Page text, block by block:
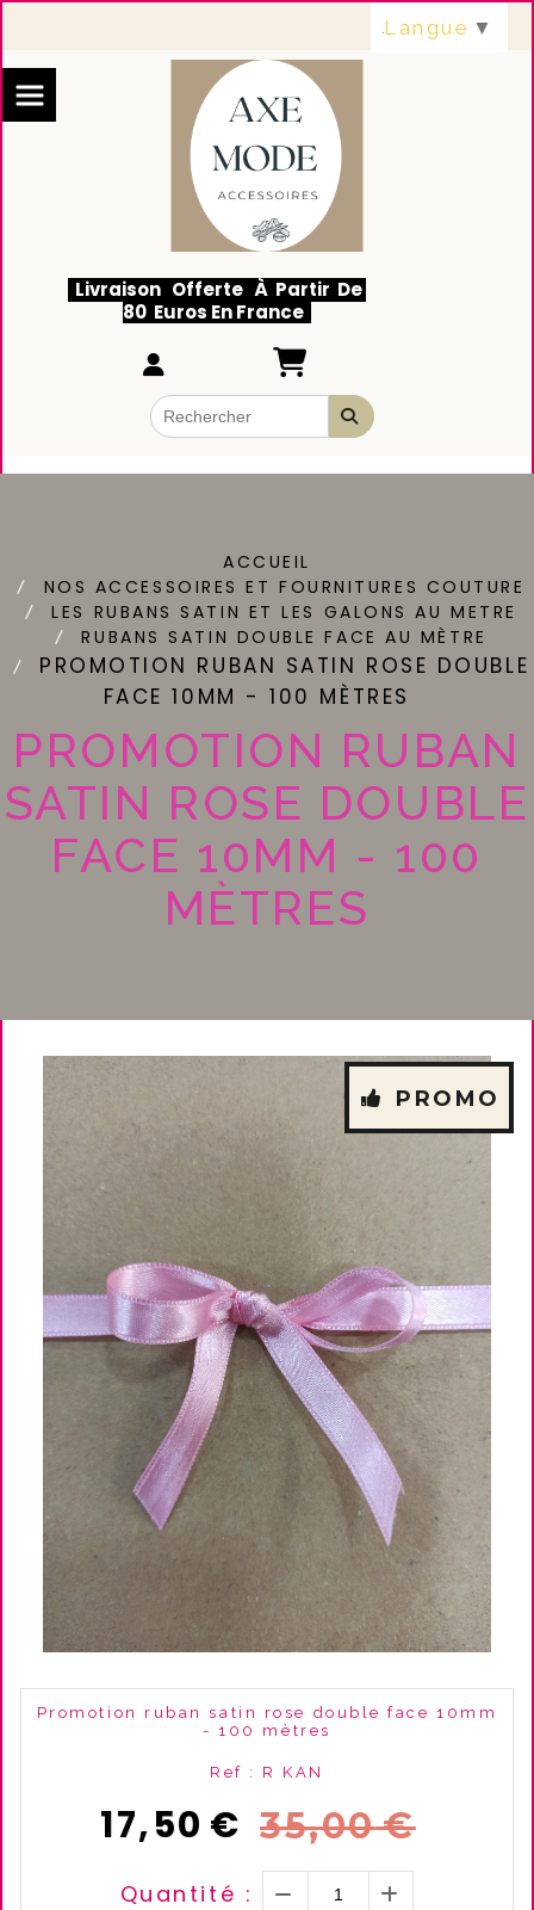
Livraison Offerte À Partir De
80 Euros En France
ACCUEIL
NOS ACCESSOIRES ET FOURNITURES COUTURE
LES RUBANS SATIN ET LES GALONS AU METRE
RUBANS SATIN DOUBLE FACE AU MÈTRE
PROMOTION RUBAN SATIN ROSE DOUBLE
FACE 10MM - 100 MÈTRES
PROMOTION RUBAN
SATIN ROSE DOUBLE
FACE 10MM - 100
MÈTRES
PROMO
- 50 %
Promotion ruban satin rose double face 10mm
- 100 mètres
Ref : R KAN
17,50 € 35,00€
Quantité :
Langue ▼
Panneau de gestion des cookies